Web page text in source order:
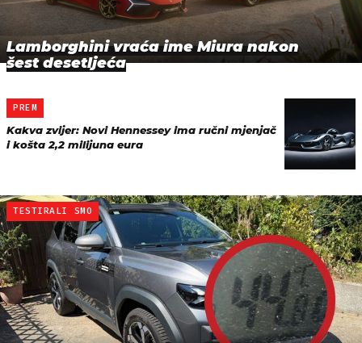
Lamborghini vraća ime Miura nakon
šest desetljeća
PREM
Kakva zvijer: Novi Hennessey ima ručni mjenjač
i košta 2,2 milijuna eura
TESTIRALI SMO